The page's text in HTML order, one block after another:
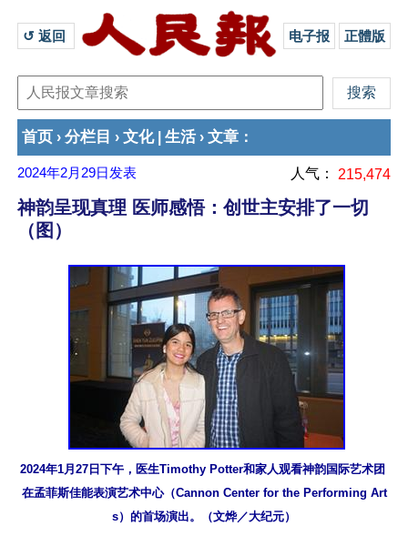
↺ 返回 电子报 正體版
首页 › 分栏目 › 文化| 生活 › 文章 ：
2024年2月29日 发表 人气： 215,474
神韵呈现真理 医师感悟：创世主安排了一切
（图）
2024年1月27日下午，医生Timothy Potter和家人观看神韵国际艺术团
在孟菲斯佳能表演艺术中心（Cannon Center for the Performing Art
s）的首场演出。（文烨／大纪元）